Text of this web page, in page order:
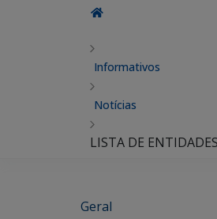
Informativos
Notícias
LISTA DE
Geral